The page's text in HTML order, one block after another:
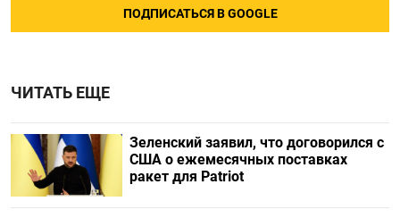
ПОДПИСАТЬСЯ В GOOGLE
ЧИТАТЬ ЕЩЕ
Зеленский заявил, что договорился с
США о ежемесячных поставках
ракет для Patriot